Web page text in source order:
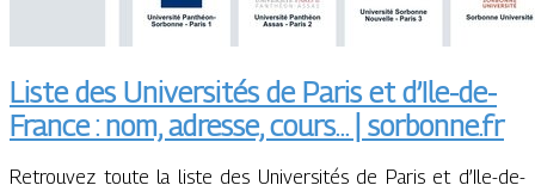
Liste des Universités de Paris et d’Ile-de-
France : nom, adresse, cours… | sorbonne.fr
Retrouvez toute la liste des Universités de Paris et d’Ile-de-